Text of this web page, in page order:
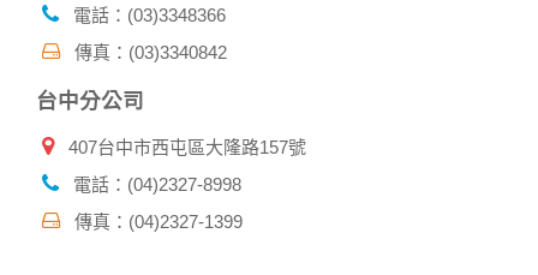
本公司不會向任何人出售或出借您的個人識別資料。
資料：
違反本公司旗下網站的會員條款或產品、服務的特定使用指
2.為了保護使用者個人隱私，我們無法為您查詢其他使用者的
帳號資料。若您有相關法律上問題需查閱他人資料時，請務必
有相關資料，以協助調查及破案！
電話：(03)3348366
傳真：(03)3340842
台中分公司
407台中市西屯區大隆路157號
電話：(04)2327-8998
傳真：(04)2327-1399